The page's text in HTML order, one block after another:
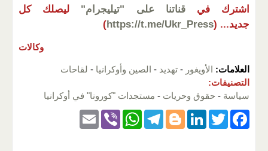
اشترك في قناتنا على "تيليجرام"
ليصلك كل
جديد... (
https://t.me/Ukr_Press
)
وكالات
العلامات: الأويغور - تهديد - الصين وأوكرانيا - لقاحات
التصنيفات:
سياسة - حقوق وحريات - مستجدات "كورونا" في أوكرانيا
F
T
Li
Bl
T
W
Vi